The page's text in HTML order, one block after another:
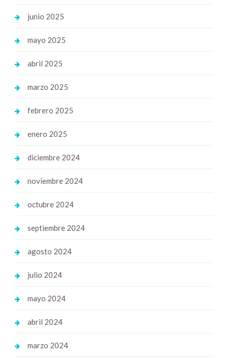
junio 2025
mayo 2025
abril 2025
marzo 2025
febrero 2025
enero 2025
diciembre 2024
noviembre 2024
octubre 2024
septiembre 2024
agosto 2024
julio 2024
mayo 2024
abril 2024
marzo 2024